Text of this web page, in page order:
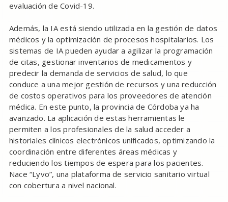
evaluación de Covid-19.
Además, la IA está siendo utilizada en la gestión de datos
médicos y la optimización de procesos hospitalarios. Los
sistemas de IA pueden ayudar a agilizar la programación
de citas, gestionar inventarios de medicamentos y
predecir la demanda de servicios de salud, lo que
conduce a una mejor gestión de recursos y una reducción
de costos operativos para los proveedores de atención
médica. En este punto, la provincia de Córdoba ya ha
avanzado. La aplicación de estas herramientas le
permiten a los profesionales de la salud acceder a
historiales clínicos electrónicos unificados, optimizando la
coordinación entre diferentes áreas médicas y
reduciendo los tiempos de espera para los pacientes.
Nace “Lyvo”, una plataforma de servicio sanitario virtual
con cobertura a nivel nacional.